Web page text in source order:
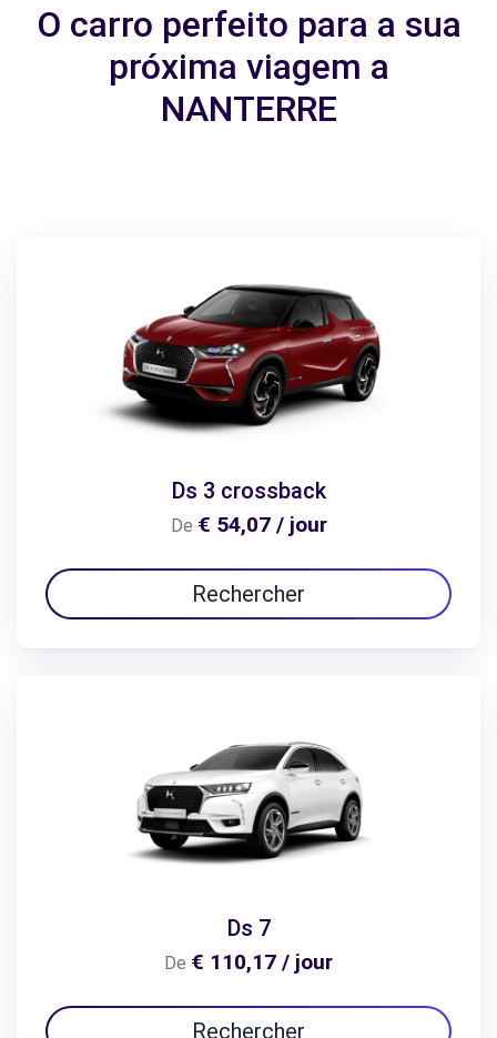
O carro perfeito para a sua
próxima viagem a
NANTERRE
Ds 3 crossback
De € 54,07 / jour
Rechercher
Ds 7
De € 110,17 / jour
Rechercher